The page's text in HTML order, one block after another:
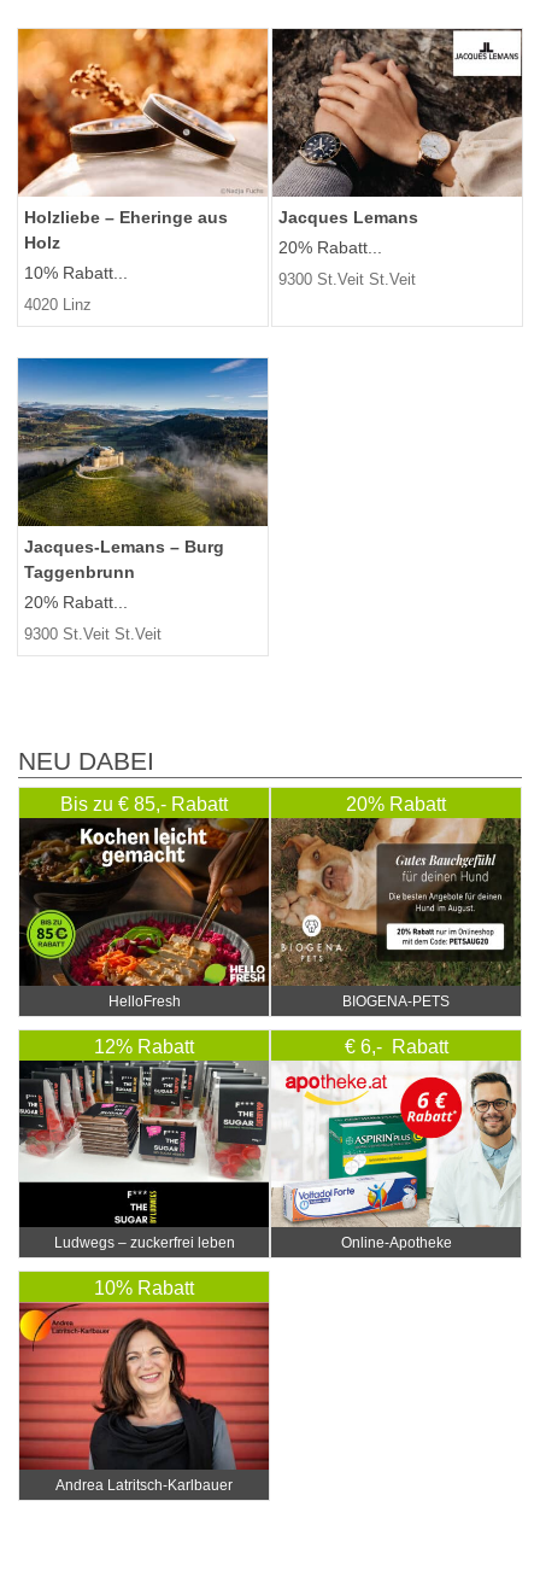
Holzliebe – Eheringe aus
Holz
10% Rabatt...
4020 Linz
Jacques Lemans
20% Rabatt...
9300 St.Veit St.Veit
Jacques-Lemans – Burg
Taggenbrunn
20% Rabatt...
9300 St.Veit St.Veit
NEU DABEI
Bis zu € 85,- Rabatt
HelloFresh
20% Rabatt
BIOGENA-PETS
12% Rabatt
Ludwegs – zuckerfrei leben
€ 6,- Rabatt
Online‑Apotheke
10% Rabatt
Andrea Latritsch-Karlbauer